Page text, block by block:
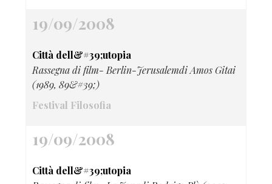
19/09/2008
Città dell&#39;utopia
Rassegna di film- Berlin-Jerusalemdi Amos Gitai
(1989, 89&#39;)
Festival Filosofia
19/09/2008
Città dell&#39;utopia